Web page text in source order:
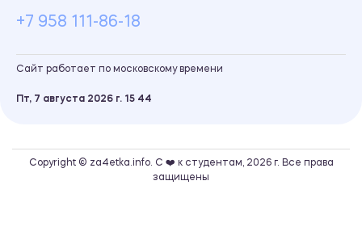
+7 958 111-86-18
Сайт работает по московскому времени
Пт, 7 августа 2026 г. 15 44
Copyright © za4etka.info. С ❤️ к студентам, 2026 г. Все права
защищены